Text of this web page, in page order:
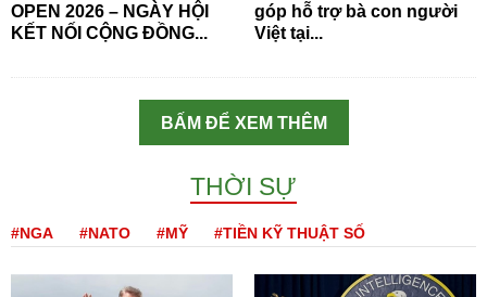
OPEN 2026 – NGÀY HỘI
KẾT NỐI CỘNG ĐỒNG...
góp hỗ trợ bà con người
Việt tại...
BẤM ĐỂ XEM THÊM
THỜI SỰ
#NGA #NATO #MỸ #TIỀN KỸ THUẬT SỐ